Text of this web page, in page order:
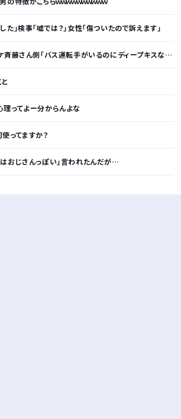
た」検事「嘘では？」女性「傷ついたので訴えます」
運転手がいるのにディープキスなんてできない」「Aさんの供述には矛盾点」・・・・・・・・・
ってよー分からんよな
ってますか？
おじさんっぽい」言われたんだが…